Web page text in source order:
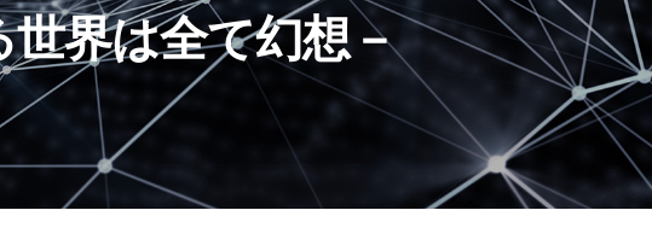
界は全て幻想－